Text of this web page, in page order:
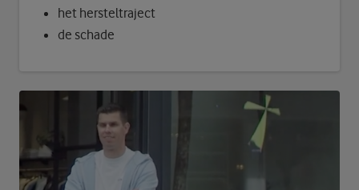
het hersteltraject
de schade